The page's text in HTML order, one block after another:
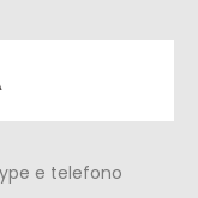
e telefono